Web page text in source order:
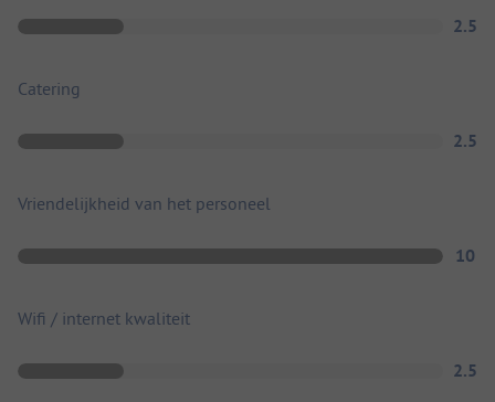
2.5
Catering
2.5
Vriendelijkheid van het personeel
10
Wifi / internet kwaliteit
2.5